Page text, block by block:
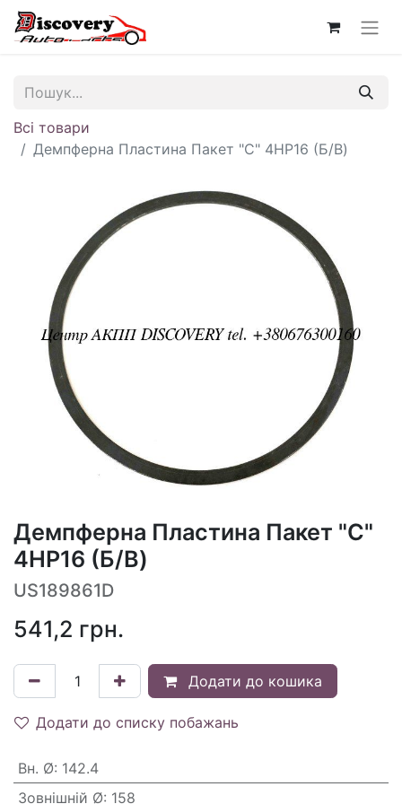
Всі товари
Демпферна Пластина Пакет "C" 4HP16 (Б/В)
Демпферна Пластина Пакет "C"
4HP16 (Б/В)
US189861D
541,2 грн.
Додати до кошика
Додати до списку побажань
Вн. Ø: 142.4
Зовнішній Ø: 158